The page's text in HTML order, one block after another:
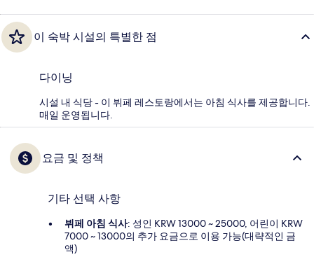
이 숙박 시설의 특별한 점
다이닝
시설 내 식당 - 이 뷔페 레스토랑에서는 아침 식사를 제공합니다.
매일 운영됩니다.
요금 및 정책
기타 선택 사항
뷔페 아침 식사: 성인 KRW 13000 ~ 25000, 어린이 KRW
7000 ~ 13000의 추가 요금으로 이용 가능(대략적인 금
액)